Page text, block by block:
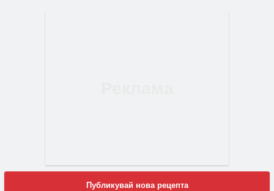
Публикувай нова рецепта